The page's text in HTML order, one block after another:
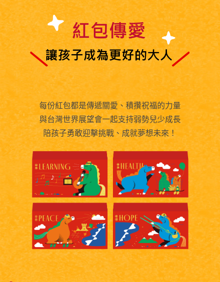
每份紅包都是傳遞關愛、積攢祝福的力量
與台灣世界展望會一起支持弱勢兒少成長
陪孩子勇敢迎擊挑戰、成就夢想未來！